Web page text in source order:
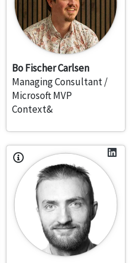
Bo Fischer Carlsen
Managing Consultant /
Microsoft MVP
Context&